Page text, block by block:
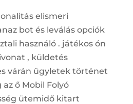
elismeri
bot és leválás opciók
használó . játékos ón
, küldetés
várán ügyletek történet
ő Mobil Folyó
ütemidő kitart